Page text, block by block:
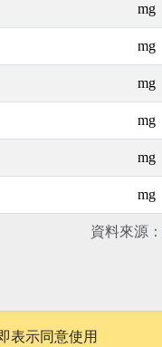
mg
mg
mg
mg
mg
mg
資料來源：
表示同意使用